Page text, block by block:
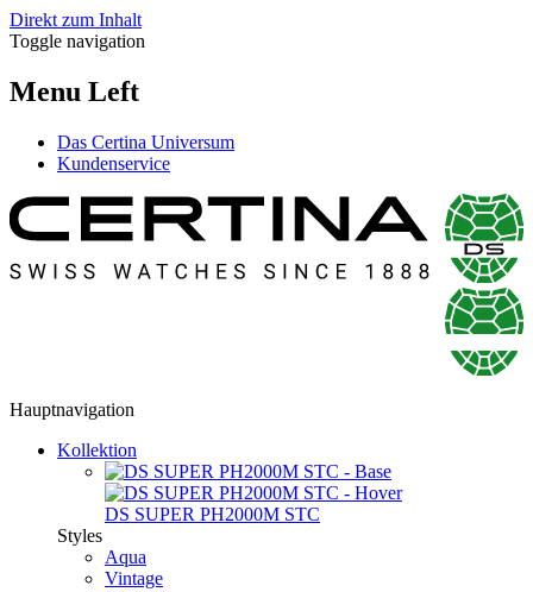
Direkt zum Inhalt
Toggle navigation
Menu Left
Das Certina Universum
Kundenservice
Hauptnavigation
Kollektion
DS SUPER PH2000M STC
Styles
Aqua
Vintage